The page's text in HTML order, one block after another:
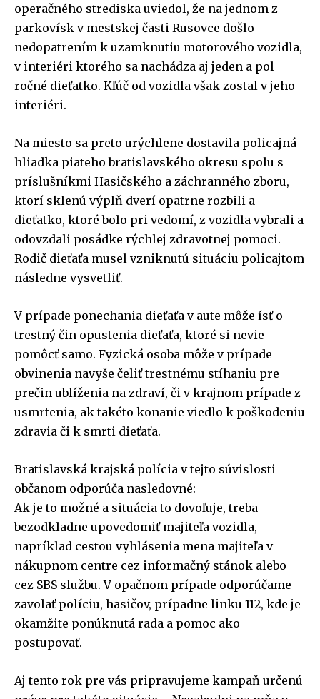
operačného strediska uviedol, že na jednom z
parkovísk v mestskej časti Rusovce došlo
nedopatrením k uzamknutiu motorového vozidla,
v interiéri ktorého sa nachádza aj jeden a pol
ročné dieťatko. Kľúč od vozidla však zostal v jeho
interiéri.
Na miesto sa preto urýchlene dostavila policajná
hliadka piateho bratislavského okresu spolu s
príslušníkmi Hasičského a záchranného zboru,
ktorí sklenú výplň dverí opatrne rozbili a
dieťatko, ktoré bolo pri vedomí, z vozidla vybrali a
odovzdali posádke rýchlej zdravotnej pomoci.
Rodič dieťaťa musel vzniknutú situáciu policajtom
následne vysvetliť.
V prípade ponechania dieťaťa v aute môže ísť o
trestný čin opustenia dieťaťa, ktoré si nevie
pomôcť samo. Fyzická osoba môže v prípade
obvinenia navyše čeliť trestnému stíhaniu pre
prečin ublíženia na zdraví, či v krajnom prípade z
usmrtenia, ak takéto konanie viedlo k poškodeniu
zdravia či k smrti dieťaťa.
Bratislavská krajská polícia v tejto súvislosti
občanom odporúča nasledovné:
Ak je to možné a situácia to dovoľuje, treba
bezodkladne upovedomiť majiteľa vozidla,
napríklad cestou vyhlásenia mena majiteľa v
nákupnom centre cez informačný stánok alebo
cez SBS službu. V opačnom prípade odporúčame
zavolať políciu, hasičov, prípadne linku 112, kde je
okamžite ponúknutá rada a pomoc ako
postupovať.
Aj tento rok pre vás pripravujeme kampaň určenú